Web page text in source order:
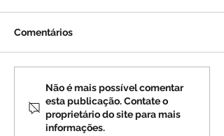
MEDJUGORJE: Uma
Advertência da Virgem
Maria a Mirjana (vídeo)
Comentários
Não é mais possível comentar
esta publicação. Contate o
proprietário do site para mais
informações.